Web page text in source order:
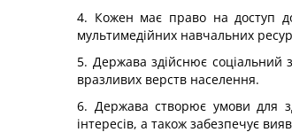
4. Кожен має право на доступ до
мультимедійних навчальних
5. Держава здійснює соціальний
вразливих верств населення.
6. Держава створює умови для
інтересів, а також забезпечує